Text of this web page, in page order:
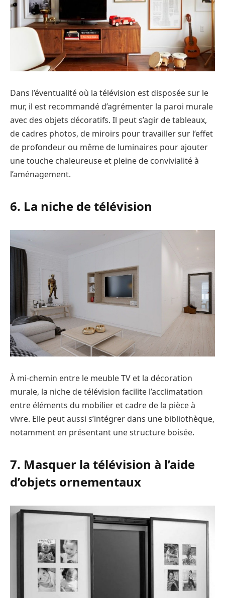
Dans l’éventualité où la télévision est disposée sur le
mur, il est recommandé d’agrémenter la paroi murale
avec des objets décoratifs. Il peut s’agir de tableaux,
de cadres photos, de miroirs pour travailler sur l’effet
de profondeur ou même de luminaires pour ajouter
une touche chaleureuse et pleine de convivialité à
l’aménagement.
6. La niche de télévision
À mi-chemin entre le meuble TV et la décoration
murale, la niche de télévision facilite l’acclimatation
entre éléments du mobilier et cadre de la pièce à
vivre. Elle peut aussi s’intégrer dans une bibliothèque,
notamment en présentant une structure boisée.
7. Masquer la télévision à l’aide
d’objets ornementaux